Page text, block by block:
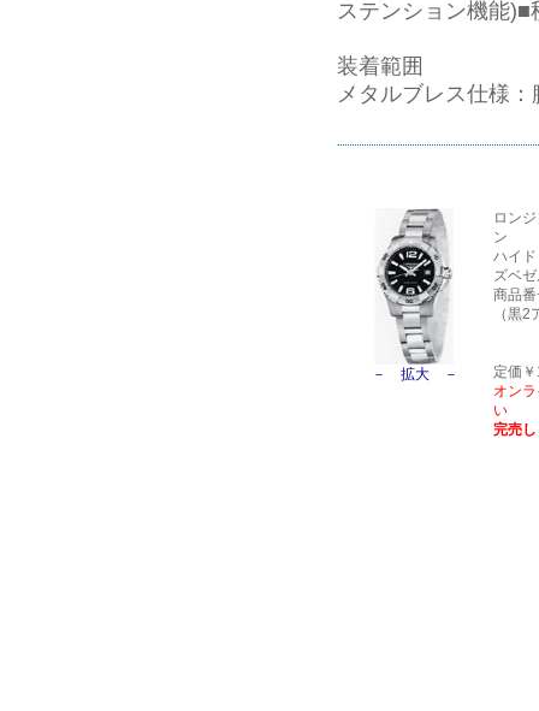
ステンション機能
装着範囲
メタルブレス仕様
－ 拡大 －
ロン
ン
ハイ
ズベ
商品
（黒
定価
オン
い
完売